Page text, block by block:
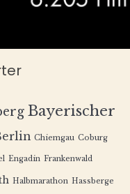
Bayerischer
Chiemgau Coburg
Engadin Frankenwald
Halbmarathon Hassberge